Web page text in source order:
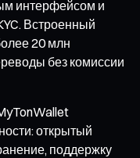
интерфейсом и
Встроенный
20 млн
без комиссии
открытый
поддержку